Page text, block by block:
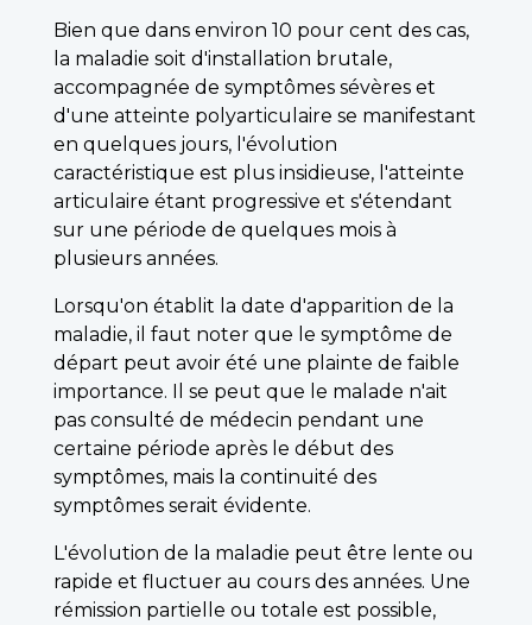
Bien que dans environ 10 pour cent des cas,
la maladie soit d'installation brutale,
accompagnée de symptômes sévères et
d'une atteinte polyarticulaire se manifestant
en quelques jours, l'évolution
caractéristique est plus insidieuse, l'atteinte
articulaire étant progressive et s'étendant
sur une période de quelques mois à
plusieurs années.
Lorsqu'on établit la date d'apparition de la
maladie, il faut noter que le symptôme de
départ peut avoir été une plainte de faible
importance. Il se peut que le malade n'ait
pas consulté de médecin pendant une
certaine période après le début des
symptômes, mais la continuité des
symptômes serait évidente.
L'évolution de la maladie peut être lente ou
rapide et fluctuer au cours des années. Une
rémission partielle ou totale est possible,